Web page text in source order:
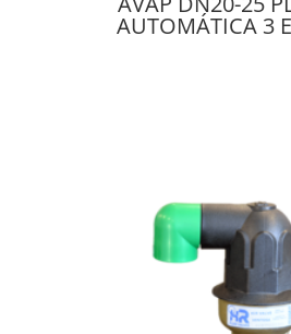
AUTOMÁTICA 3